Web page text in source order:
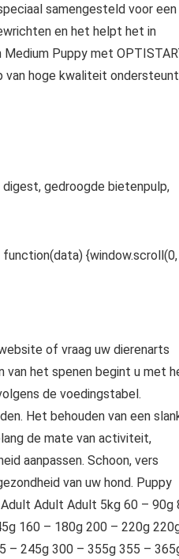
samengesteld voor een
en het helpt het in
Medium Puppy met
van hoge kwaliteit ondersteunt
gedroogde bietenpulp,
function(data) {window.scroll(0,
of vraag uw dierenarts
van het spenen begint u met
de voedingstabel.
Het behouden van een
de mate van activiteit,
aanpassen. Schoon, vers
van uw hond. Puppy
Adult Adult 5kg 60 – 90g
160 – 180g 200 – 220g
– 245g 300 – 355g 355 –